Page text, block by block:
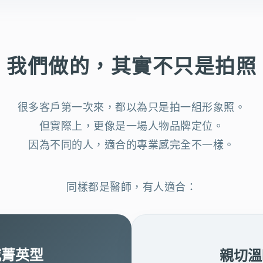
我們做的，其實不只是拍照
很多客戶第一次來，都以為只是拍一組形象照。
但實際上，更像是一場人物品牌定位。
因為不同的人，適合的專業感完全不一樣。
同樣都是醫師，有人適合：
英型 親切